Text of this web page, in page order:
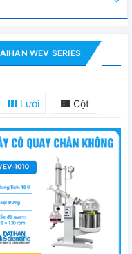
WEV SERIES
Lưới
Cột